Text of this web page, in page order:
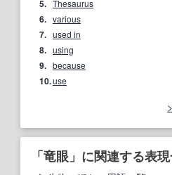
5. Thesaurus
6. various
7. used in
8. using
9. because
10.use
「竜眼」に関連する表